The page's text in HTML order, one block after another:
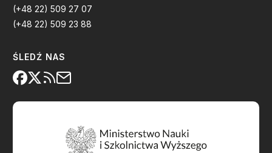
(+48 22) 509 27 07
(+48 22) 509 23 88
ŚLEDŹ NAS